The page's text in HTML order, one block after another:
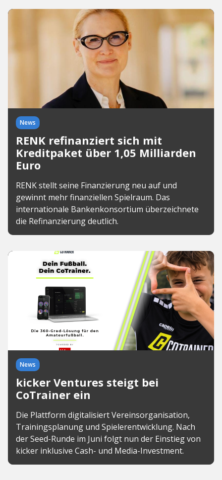
News
RENK refinanziert sich mit
Kreditpaket über 1,05 Milliarden
Euro
RENK stellt seine Finanzierung neu auf und
gewinnt mehr finanziellen Spielraum. Das
internationale Bankenkonsortium überzeichnete
die Refinanzierung deutlich.
News
kicker Ventures steigt bei
CoTrainer ein
Die Plattform digitalisiert Vereinsorganisation,
Trainingsplanung und Spielerentwicklung. Nach
der Seed-Runde im Juni folgt nun der Einstieg von
kicker inklusive Cash- und Media-Investment.